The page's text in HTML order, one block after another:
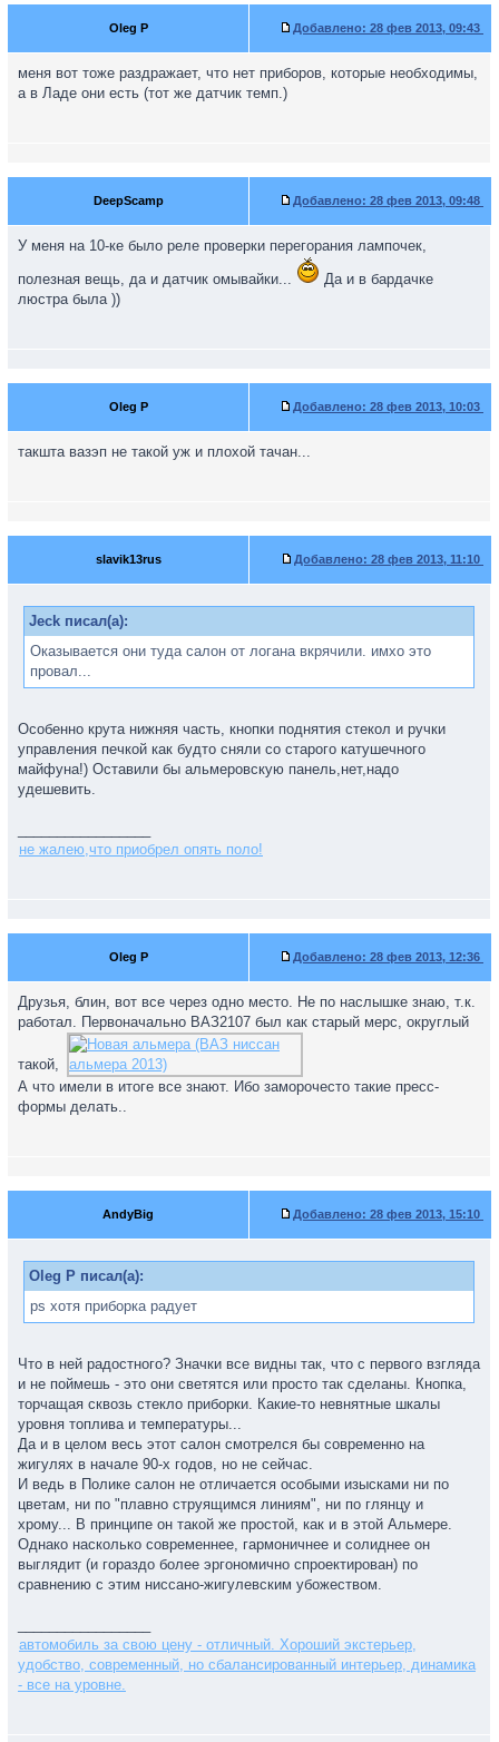
Oleg P Добавлено: 28 фев 2013, 09:43
меня вот тоже раздражает, что нет приборов, которые необходимы,
а в Ладе они есть (тот же датчик темп.)
DeepScamp Добавлено: 28 фев 2013, 09:48
У меня на 10-ке было реле проверки перегорания лампочек,
полезная вещь, да и датчик омывайки...
Да и в бардачке
люстра была ))
Oleg P Добавлено: 28 фев 2013, 10:03
такшта вазэп не такой уж и плохой тачан...
slavik13rus Добавлено: 28 фев 2013, 11:10
Jeck писал(а):
Оказывается они туда салон от логана вкрячили. имхо это
провал...
Особенно крута нижняя часть, кнопки поднятия стекол и ручки
управления печкой как будто сняли со старого катушечного
майфуна!) Оставили бы альмеровскую панель,нет,надо
удешевить.
не жалею,что приобрел опять поло!
Oleg P Добавлено: 28 фев 2013, 12:36
Друзья, блин, вот все через одно место. Не по наслышке знаю, т.к.
работал. Первоначально ВАЗ2107 был как старый мерс, округлый
такой,
А что имели в итоге все знают. Ибо заморочесто такие пресс-
формы делать..
AndyBig Добавлено: 28 фев 2013, 15:10
Oleg P писал(а):
ps хотя приборка радует
Что в ней радостного? Значки все видны так, что с первого взгляда
и не поймешь - это они светятся или просто так сделаны. Кнопка,
торчащая сквозь стекло приборки. Какие-то невнятные шкалы
уровня топлива и температуры...
Да и в целом весь этот салон смотрелся бы современно на
жигулях в начале 90-х годов, но не сейчас.
И ведь в Полике салон не отличается особыми изысками ни по
цветам, ни по "плавно струящимся линиям", ни по глянцу и
хрому... В принципе он такой же простой, как и в этой Альмере.
Однако насколько современнее, гармоничнее и солиднее он
выглядит (и гораздо более эргономично спроектирован) по
сравнению с этим ниссано-жигулевским убожеством.
автомобиль за свою цену - отличный. Хороший экстерьер,
удобство, современный, но сбалансированный интерьер, динамика
- все на уровне.